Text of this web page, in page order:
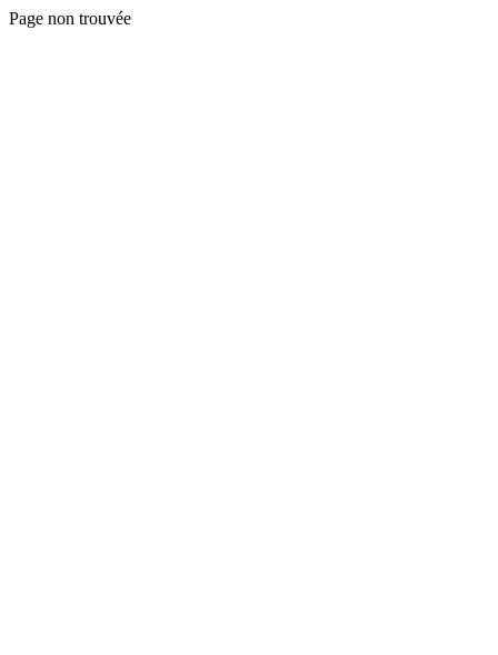
Page non trouvée